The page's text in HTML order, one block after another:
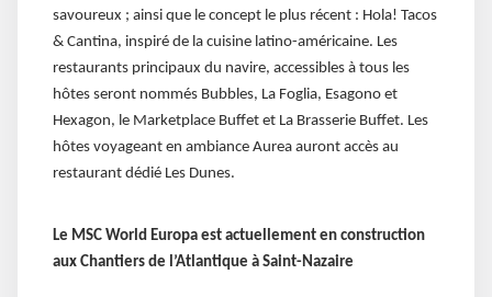
savoureux ; ainsi que le concept le plus récent : Hola! Tacos
& Cantina, inspiré de la cuisine latino-américaine. Les
restaurants principaux du navire, accessibles à tous les
hôtes seront nommés Bubbles, La Foglia, Esagono et
Hexagon, le Marketplace Buffet et La Brasserie Buffet. Les
hôtes voyageant en ambiance Aurea auront accès au
restaurant dédié Les Dunes.
Le MSC World Europa est actuellement en construction
aux Chantiers de l’Atlantique à Saint-Nazaire